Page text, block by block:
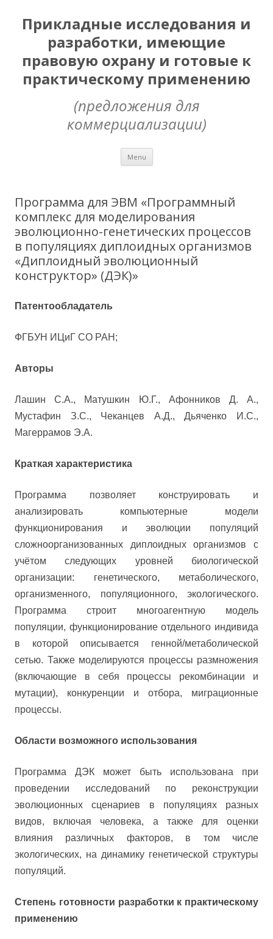
Прикладные исследования и
разработки, имеющие
правовую охрану и готовые к
практическому применению
(предложения для
коммерциализации)
Menu Skip
content
Программа для ЭВМ «Программный
комплекс для моделирования
эволюционно-генетических процессов
в популяциях диплоидных организмов
«Диплоидный эволюционный
конструктор» (ДЭК)»
Патентообладатель
ФГБУН ИЦиГ СО РАН;
Авторы
Лашин С.А., Матушкин Ю.Г., Афонников Д. А.,
Мустафин З.С., Чеканцев А.Д., Дьяченко И.С.,
Магеррамов Э.А.
Краткая характеристика
Программа позволяет конструировать и
анализировать компьютерные модели
функционирования и эволюции популяций
сложноорганизованных диплоидных организмов с
учётом следующих уровней биологической
организации: генетического, метаболического,
организменного, популяционного, экологического.
Программа строит многоагентную модель
популяции, функционирование отдельного индивида
в которой описывается генной/метаболической
сетью. Также моделируются процессы размножения
(включающие в себя процессы рекомбинации и
мутации), конкуренции и отбора, миграционные
процессы.
Области возможного использования
Программа ДЭК может быть использована при
проведении исследований по реконструкции
эволюционных сценариев в популяциях разных
видов, включая человека, а также для оценки
влияния различных факторов, в том числе
экологических, на динамику генетической структуры
популяций.
Степень готовности разработки к практическому
применению